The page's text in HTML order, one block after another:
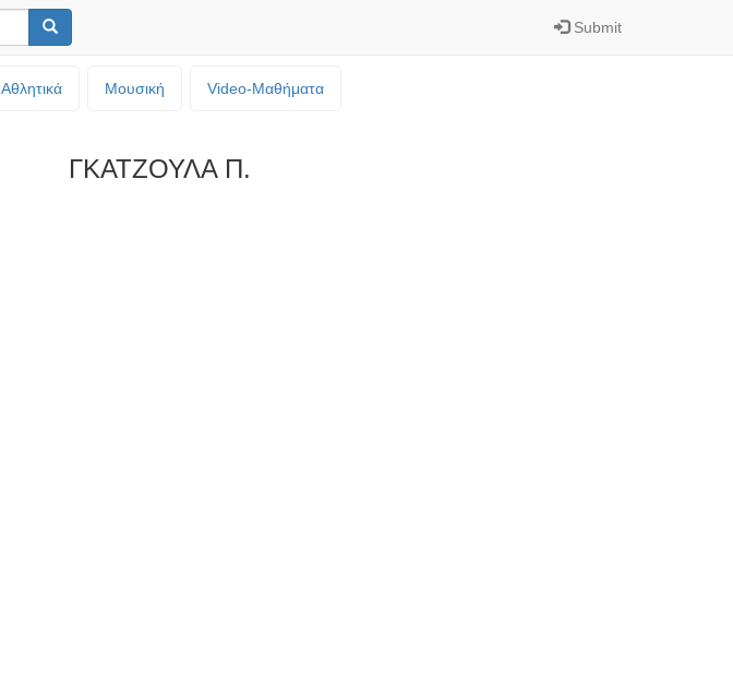
Submit
Αθλητικά Μουσική Video-Mαθήματα
ΓΚΑΤΖΟΥΛΑ Π.